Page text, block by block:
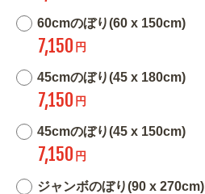
60cmのぼり(60 x 150cm)
7,150 円
45cmのぼり(45 x 180cm)
7,150 円
45cmのぼり(45 x 150cm)
7,150 円
ジャンボのぼり(90 x 270cm)